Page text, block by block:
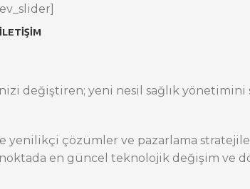
İLETIŞIM
değiştiren; yeni nesil sağlık
yenilikçi çözümler ve pazarlama
en güncel teknolojik değişim ve